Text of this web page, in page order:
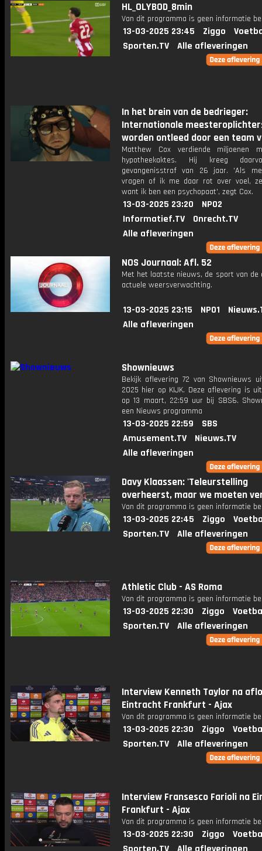
HL_OLYBOD_8min
Van dit programma is geen informatie
13-03-2025 23:45 Ziggo
Sporten.TV
Alle afleveringen
In het brein van de bedrieger:
Internationale
worden ontleed door een team
Matthew Cox verdiende miljoenen
hypotheekaktes. Hij kreeg
gevangenisstraf van 26 jaar. 'Als
vragen of ik me daar rot over voel,
want ik ben een psychopaat', zegt Cox.
13-03-2025 23:20
NPO2
Informatief.TV
Onrecht.TV
Alle afleveringen
NOS Journaal: Afl. 52
Met het laatste nieuws, de sport van de
actuele weersverwachting.
13-03-2025 23:15 NPO1
Alle afleveringen
Shownieuws
Bekijk aflevering 72 van Shownieuws
2025 hier op KIJK. Deze aflevering is
op 13 maart, 22:59 uur bij SBS6.
een Nieuws programma
13-03-2025 22:59
SBS
Amusement.TV
Nieuws.TV
Alle afleveringen
Davy Klaassen: 'Teleurstelling
overheerst, maar we moeten
Van dit programma is geen informatie
13-03-2025 22:45 Ziggo
Sporten.TV
Alle afleveringen
Athletic Club - AS Roma
Van dit programma is geen informatie
13-03-2025 22:30 Ziggo
Sporten.TV
Alle afleveringen
Interview Kenneth Taylor na
Eintracht Frankfurt - Ajax
Van dit programma is geen informatie
13-03-2025 22:30 Ziggo
Sporten.TV
Alle afleveringen
Interview Fransesco Farioli na
Frankfurt - Ajax
Van dit programma is geen informatie
13-03-2025 22:30 Ziggo